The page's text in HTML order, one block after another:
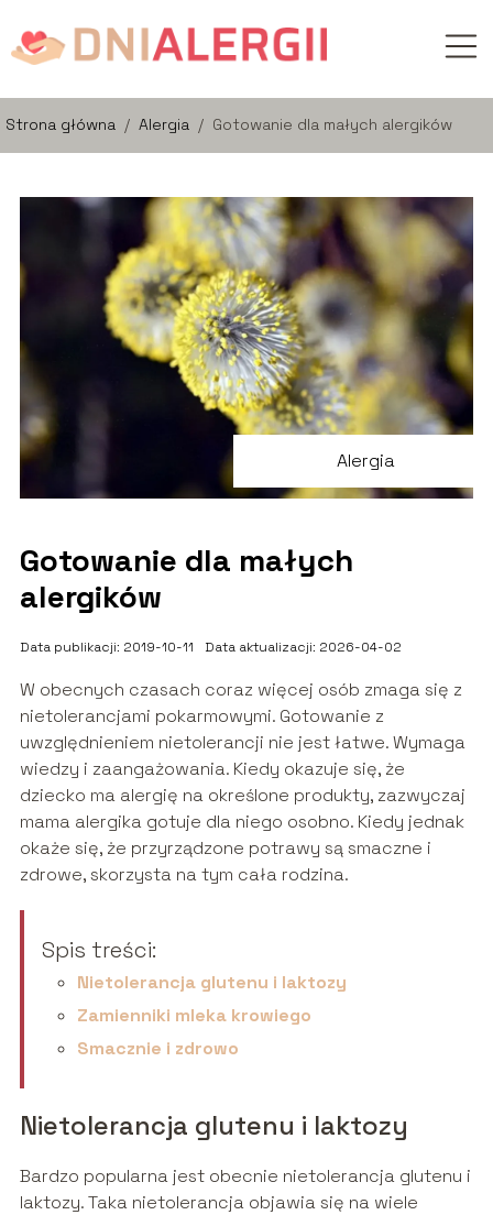
Strona główna / Alergia / Gotowanie dla małych alergików
Alergia
Gotowanie dla małych
alergików
Data publikacji: 2019-10-11 Data aktualizacji: 2026-04-02
W obecnych czasach coraz więcej osób zmaga się z
nietolerancjami pokarmowymi. Gotowanie z
uwzględnieniem nietolerancji nie jest łatwe. Wymaga
wiedzy i zaangażowania. Kiedy okazuje się, że
dziecko ma alergię na określone produkty, zazwyczaj
mama alergika gotuje dla niego osobno. Kiedy jednak
okaże się, że przyrządzone potrawy są smaczne i
zdrowe, skorzysta na tym cała rodzina.
Spis treści:
Nietolerancja glutenu i laktozy
Zamienniki mleka krowiego
Smacznie i zdrowo
Nietolerancja glutenu i laktozy
Bardzo popularna jest obecnie nietolerancja glutenu i
laktozy. Taka nietolerancja objawia się na wiele